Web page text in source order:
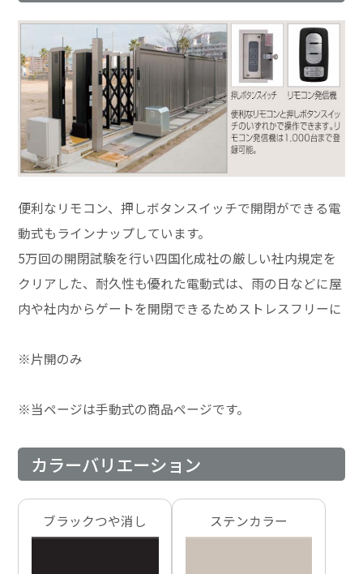
便利なリモコン、押しボタンスイッチで開閉ができる電
動式もラインナップしています。
5万回の開閉試験を行い四国化成社の厳しい社内規定を
クリアした、耐久性も優れた電動式は、雨の日などに屋
内や社内からゲートを開閉できるためストレスフリーに
※片開のみ
※当ページは手動式の商品ページです。
カラーバリエーション
ブラックつや消し ステンカラー